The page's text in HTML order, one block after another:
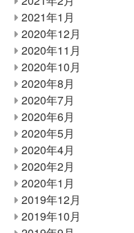
2021年1月
2020年12月
2020年11月
2020年10月
2020年8月
2020年7月
2020年6月
2020年5月
2020年4月
2020年2月
2020年1月
2019年12月
2019年10月